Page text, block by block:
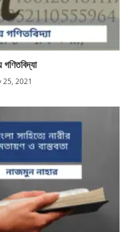
গণিতবিদ্যা
25, 2021